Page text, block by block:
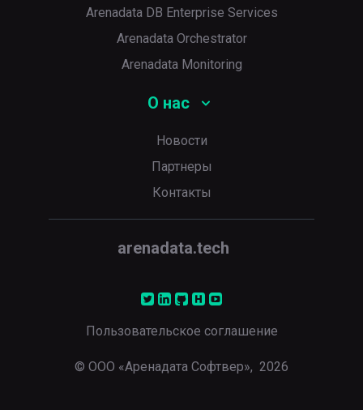
Arenadata DB Enterprise Services
Arenadata Orchestrator
Arenadata Monitoring
О нас
Новости
Партнеры
Контакты
arenadata.tech
© ООО «Аренадата Софтвер», 2026
Пользовательское соглашение